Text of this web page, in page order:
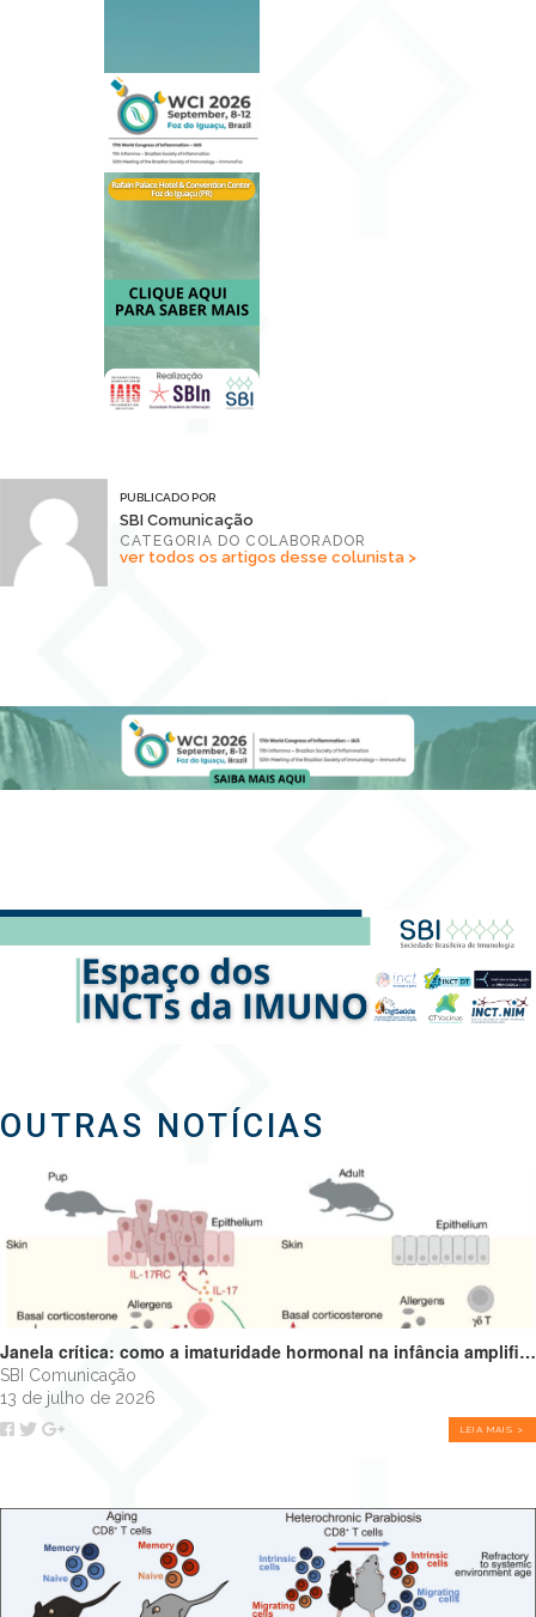
PUBLICADO POR
SBI Comunicação
CATEGORIA DO COLABORADOR
ver todos os artigos desse colunista >
OUTRAS NOTÍCIAS
Janela crítica: como a imaturidade hormonal na infância amplifica alergias e programa o futuro do sistema imune
SBI Comunicação
13 de julho de 2026
LEIA MAIS >